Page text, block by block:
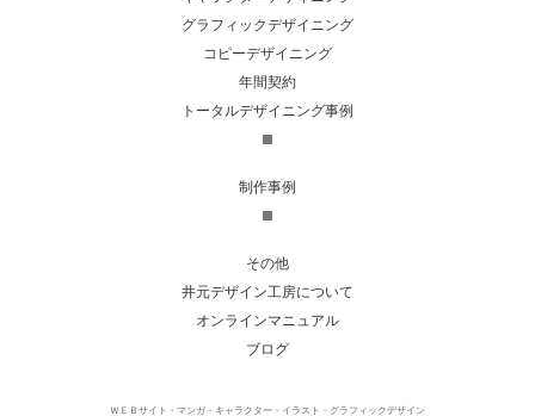
グラフィックデザイニング
コピーデザイニング
年間契約
トータルデザイニング事例
制作事例
その他
井元デザイン工房について
オンラインマニュアル
ブログ
ＷＥＢサイト・マンガ・キャラクター・イラスト・グラフィックデザイン